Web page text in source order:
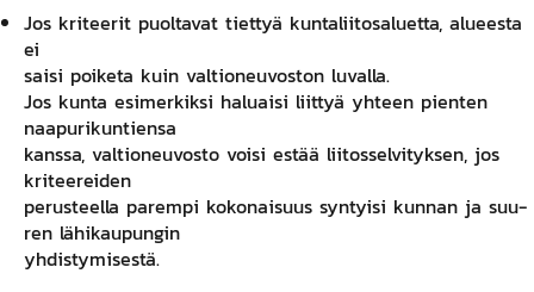
Jos kri­tee­rit puol­ta­vat tiet­tyä kun­ta­lii­to­sa­luet­ta, aluees­ta
ei
sai­si poi­ke­ta kuin val­tio­neu­vos­ton lu­val­la.
Jos kun­ta esi­mer­kik­si ha­luai­si liit­tyä yh­teen pien­ten
naa­pu­ri­kun­tien­sa
kans­sa, val­tio­neu­vos­to voi­si es­tää lii­tos­sel­vi­tyk­sen, jos
kri­tee­rei­den
pe­rus­teel­la pa­rem­pi ko­ko­nai­suus syn­tyi­si kun­nan ja suu­
ren lä­hi­kau­pun­gin
yh­dis­ty­mi­ses­tä.